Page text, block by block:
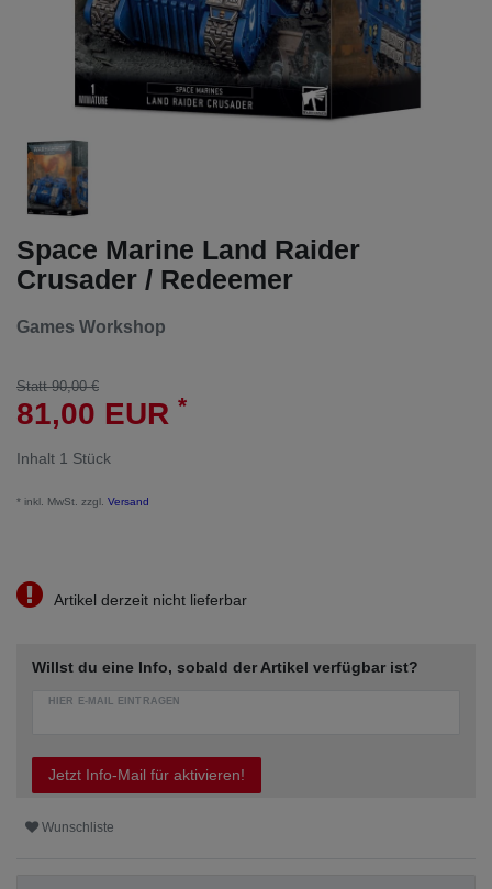
Space Marine Land Raider
Crusader / Redeemer
Games Workshop
Statt 90,00 €
81,00 EUR *
Inhalt 1 Stück
* inkl. MwSt. zzgl. Versand
Artikel derzeit nicht lieferbar
Willst du eine Info, sobald der Artikel verfügbar ist?
HIER E-MAIL EINTRAGEN
Jetzt Info-Mail für aktivieren!
Wunschliste